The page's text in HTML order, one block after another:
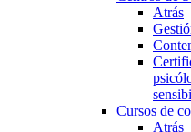
Atrás
Cursos de
Atrás